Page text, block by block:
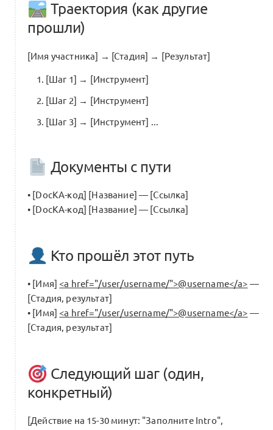
Траектория (как другие
прошли)
[Имя участника] → [Стадия] → [Результат]
[Шаг 1] → [Инструмент]
[Шаг 2] → [Инструмент]
[Шаг 3] → [Инструмент] ...
Документы с пути
• [DocKA-код] [Название] — [Ссылка]
• [DocKA-код] [Название] — [Ссылка]
Кто прошёл этот путь
• [Имя] <a href="/user/username/">@username</a> —
[Стадия, результат]
• [Имя] <a href="/user/username/">@username</a> —
[Стадия, результат]
Следующий шаг (один,
конкретный)
[Действие на 15-30 минут: "Заполните Intro",